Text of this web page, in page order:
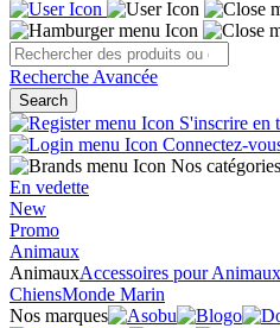
Recherche Avancée
Search
S'inscrire en
Connectez-
Nos catégories
En vedette
New
Promo
Animaux
AnimauxAccessoires pour Animaux
ChiensMonde Marin
Nos marques